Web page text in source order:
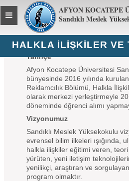
AFYON KOCATEPE
Sandıklı Meslek
Toggle
global
navigation
Tarihçe
Afyon Kocatepe Üniversitesi
bünyesinde 2016 yılında
Reklamcılık Bölümü, Halkla
olarak merkezi yerleştirmeyle
döneminde öğrenci alımı
Vizyonumuz
Sandıklı Meslek Yüksekokulu
evrensel bilim ilkeleri ışığında,
halkla ilişkiler eğitimi veren,
yürüten, yeni iletişim
yenilikçi, araştıran ve
program olmaktır.